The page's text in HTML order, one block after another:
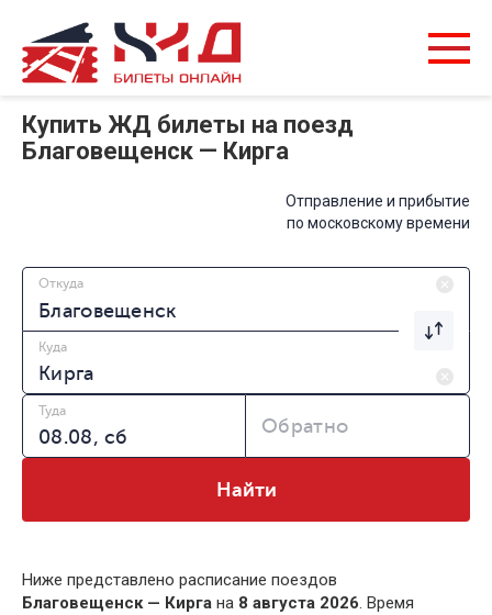
Купить ЖД билеты на поезд
Благовещенск — Кирга
Отправление и прибытие
по московскому времени
Откуда
Куда
Туда
Обратно
Найти
Ниже представлено расписание поездов
Благовещенск — Кирга на 8 августа 2026. Время